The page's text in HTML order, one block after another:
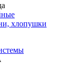
хлопушки